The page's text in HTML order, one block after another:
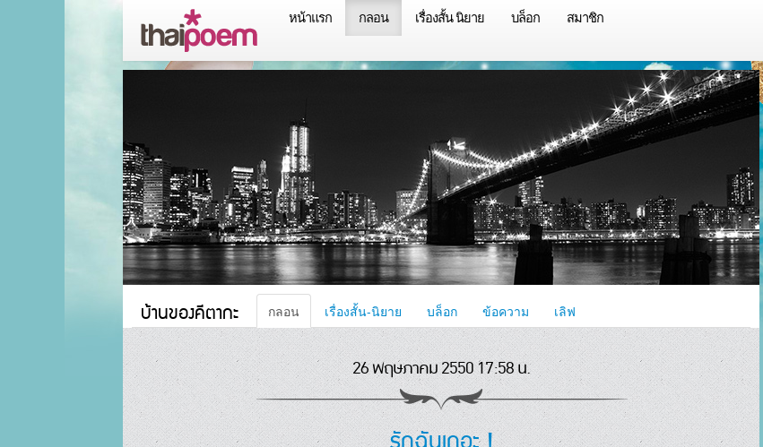
หน้าแรก กลอน เรื่องสั้น นิยาย บล็อก สมาชิก
บ้านของคีตากะ กลอน เรื่องสั้น-นิยาย บล็อก ข้อความ เลิฟ
26 พฤษภาคม 2550 17:58 น.